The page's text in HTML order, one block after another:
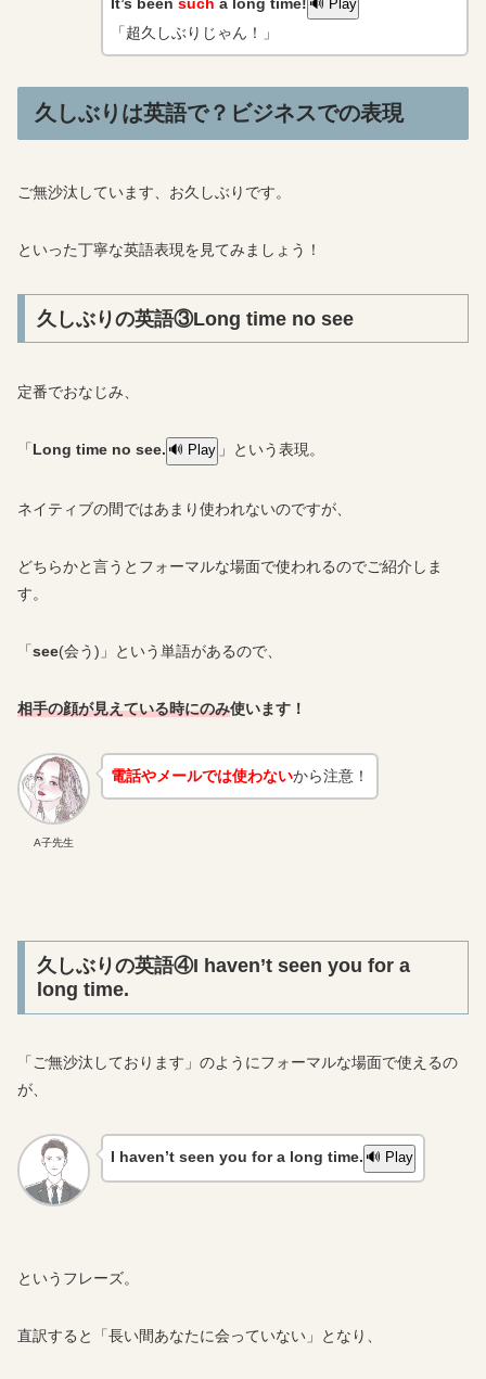
🔊 Play
「超久しぶりじゃん！」
久しぶりは英語で？ビジネスでの表現
ご無沙汰しています、お久しぶりです。
といった丁寧な英語表現を見てみましょう！
久しぶりの英語③Long time no see
定番でおなじみ、
「Long time no see. 🔊 Play 」という表現。
ネイティブの間ではあまり使われないのですが、
どちらかと言うとフォーマルな場面で使われるのでご紹介しま
す。
「see(会う)」という単語があるので、
相手の顔が見えている時にのみ使います！
A子先生
電話やメールでは使わないから注意！
久しぶりの英語④I haven’t seen you for a
long time.
「ご無沙汰しております」のようにフォーマルな場面で使えるの
が、
I haven’t seen you for a long time. 🔊 Play
というフレーズ。
直訳すると「長い間あなたに会っていない」となり、